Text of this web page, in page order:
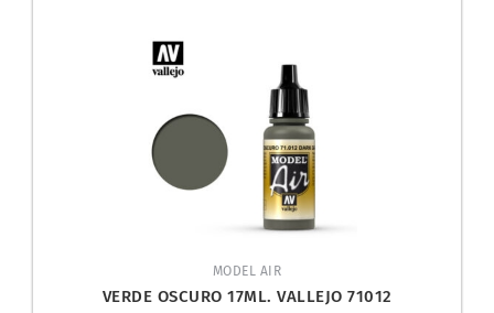
MODEL AIR
VERDE OSCURO 17ML. VALLEJO 71012